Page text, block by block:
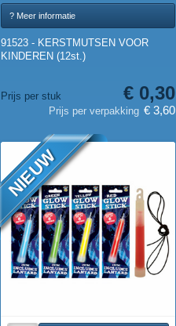
? Meer informatie
91523 - KERSTMUTSEN VOOR
KINDEREN (12st.)
Prijs per stuk € 0,30
Prijs per verpakking € 3,60
NIEUW